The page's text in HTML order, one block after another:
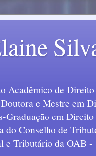
Acadêmico de
e Mestre em
Graduação em
do Conselho de
e Tributário da OAB -